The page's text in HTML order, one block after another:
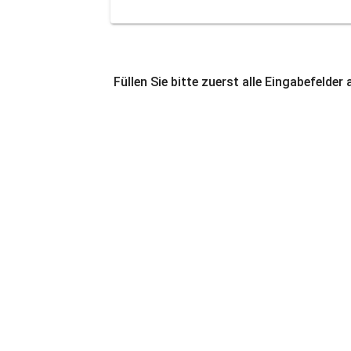
Füllen Sie bitte zuerst alle Eingabefelder